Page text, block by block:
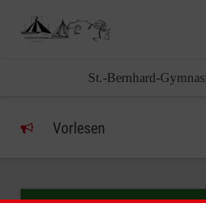
St.-Bernhard-
Vorlesen